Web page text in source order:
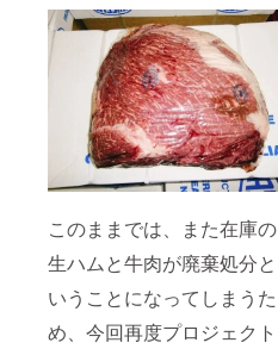
このままでは、また在庫の
生ハムと牛肉が廃棄処分と
いうことになってしまうた
め、今回再度プロジェクト